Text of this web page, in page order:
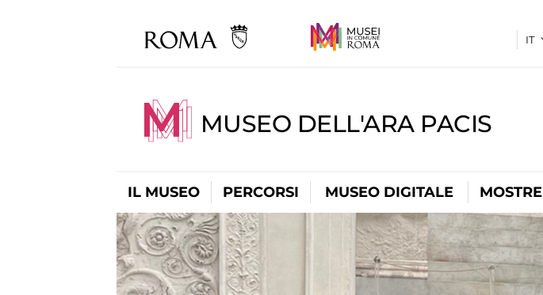
MUSEO DELL'ARA PACIS
IL MUSEO PERCORSI MUSEO DIGITALE MOSTRE